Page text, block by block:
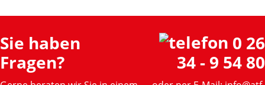
Sie haben
Fragen?
0 26
34 - 9 54 80